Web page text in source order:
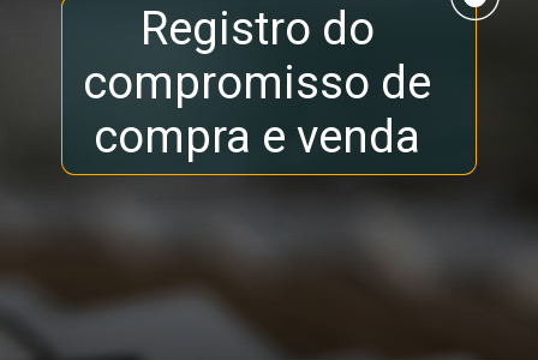
Registro do
compromisso de
compra e venda